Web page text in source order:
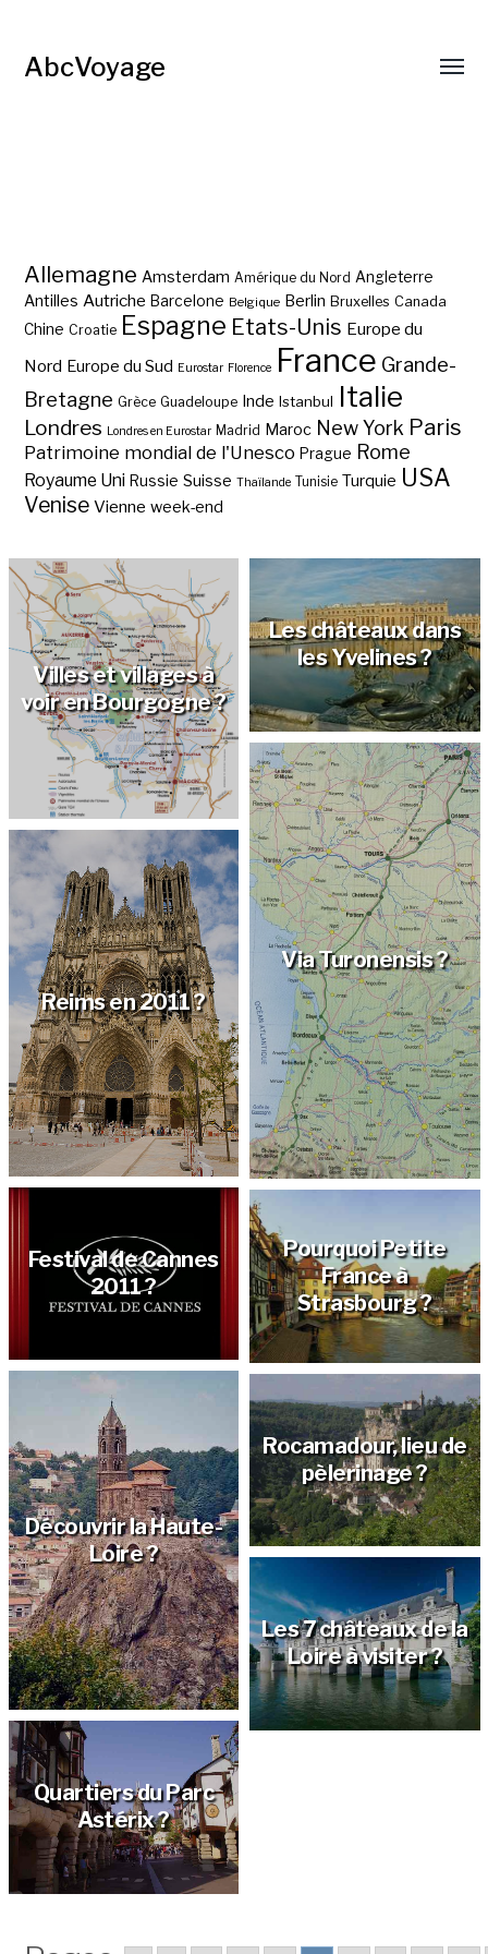
AbcVoyage
Allemagne Amsterdam Amérique du Nord Angleterre
Antilles Autriche Barcelone Belgique Berlin Bruxelles Canada
Chine Croatie Espagne Etats-Unis Europe du
Nord Europe du Sud Eurostar Florence France Grande-
Bretagne Grèce Guadeloupe Inde Istanbul Italie
Londres Londres en Eurostar Madrid Maroc New York Paris
Patrimoine mondial de l'Unesco Prague Rome
Royaume Uni Russie Suisse Thaïlande Tunisie Turquie USA
Venise Vienne week-end
Villes et villages à
voir en Bourgogne ?
Les châteaux dans
les Yvelines ?
Via Turonensis ?
Reims en 2011 ?
Festival de Cannes
2011 ?
Pourquoi Petite
France à
Strasbourg ?
Découvrir la Haute-
Loire ?
Rocamadour, lieu de
pèlerinage ?
Les 7 châteaux de la
Loire à visiter ?
Quartiers du Parc
Astérix ?